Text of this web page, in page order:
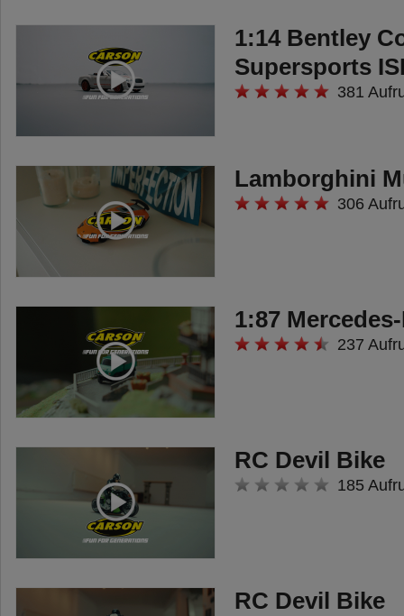
1:14 Bentley
Supersports
381
Lamborghini
306
1:87
237
RC Devil Bike
185
RC Devil Bike